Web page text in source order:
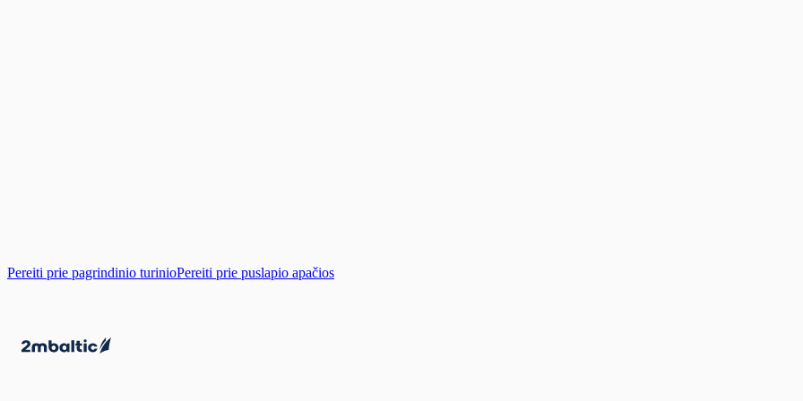
Pereiti prie pagrindinio turinioPereiti prie puslapio apačios